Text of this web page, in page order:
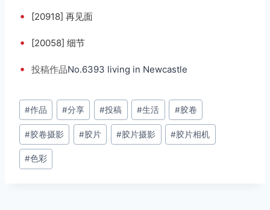
• [20918] 再见面
• [20058] 细节
• 投稿作品No.6393 living in Newcastle
文
章
标
签：
#作品 #分享 #投稿 #生活 #胶卷
#胶卷摄影 #胶片 #胶片摄影 #胶片相机
#色彩